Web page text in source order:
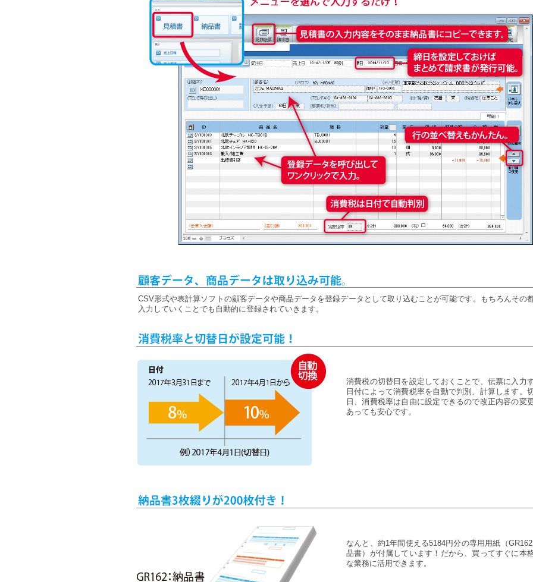
CSV形式や表計算ソフトの顧客データや商品データを登録データとして取り込むことが可能です。もちろんその
入力していくことでも自動的に登録されていきます。
消費税の切替日を設定しておくことで、伝票に入力
日付によって消費税率を自動で判別、計算します。
日、消費税率は自由に設定できるので改正内容の変
あっても安心です。
なんと、約1年間使える5184円分の専用用紙（
品書）が付属しています！だから、買ってすぐに本
な業務に活用できます。